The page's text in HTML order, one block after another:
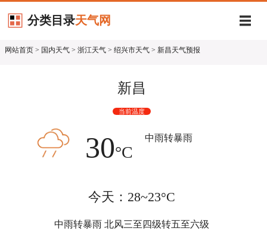
分类目录天气网
网站首页 > 国内天气 > 浙江天气 > 绍兴市天气 > 新昌天气预报
新昌
当前温度
30°C
中雨转暴雨
今天：28~23°C
中雨转暴雨 北风三至四级转五至六级